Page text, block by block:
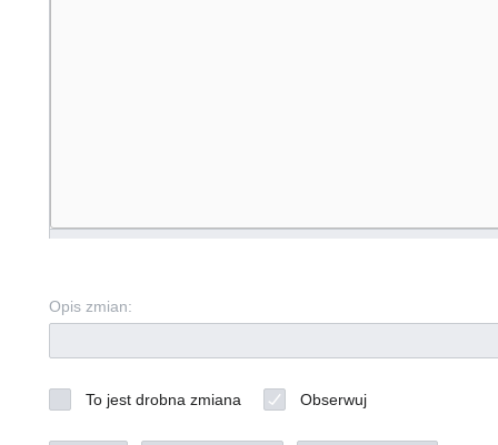
Opis zmian:
To jest drobna zmiana Obserwuj